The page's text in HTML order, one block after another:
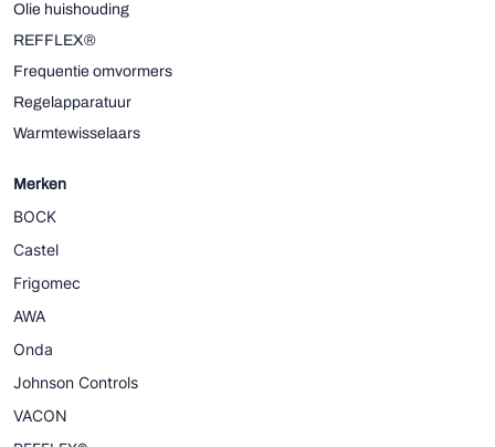
Olie huishouding
REFFLEX®
Frequentie omvormers
Regelapparatuur
Warmtewisselaars
Merken
BOCK
Castel
Frigomec
AWA
Onda
Johnson Controls
VACON